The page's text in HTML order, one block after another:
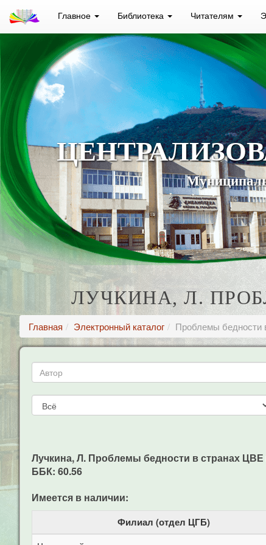
Главное Библиотека Читателям
ЛУЧКИНА, Л.
Главная Электронный каталог Проблемы бедности
Лучкина, Л. Проблемы бедности в странах
ББК: 60.56
Имеется в наличии:
Филиал (отдел ЦГБ)